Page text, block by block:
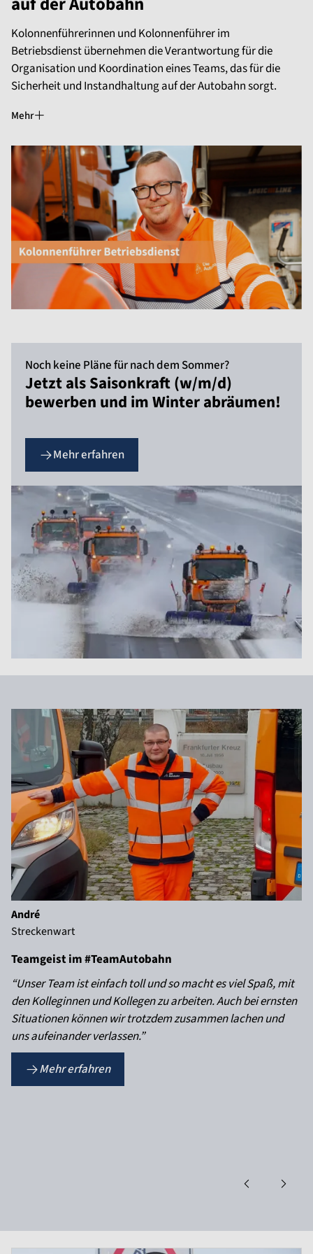
Kolonnenführerinnen und Kolonnenführer im
Betriebsdienst übernehmen die Verantwortung für die
Organisation und Koordination eines Teams, das für die
Sicherheit und Instandhaltung auf der Autobahn sorgt.
Mehr
Noch keine Pläne für nach dem Sommer?
Jetzt als Saisonkraft (w/m/d)
bewerben und im Winter abräumen!
Mehr erfahren
Teamgeist im #TeamAutobahn
“Unser Team ist einfach toll und so macht es viel Spaß, mit
den Kolleginnen und Kollegen zu arbeiten. Auch bei ernsten
Situationen können wir trotzdem zusammen lachen und
uns aufeinander verlassen.”
Mehr erfahren
André
Streckenwart